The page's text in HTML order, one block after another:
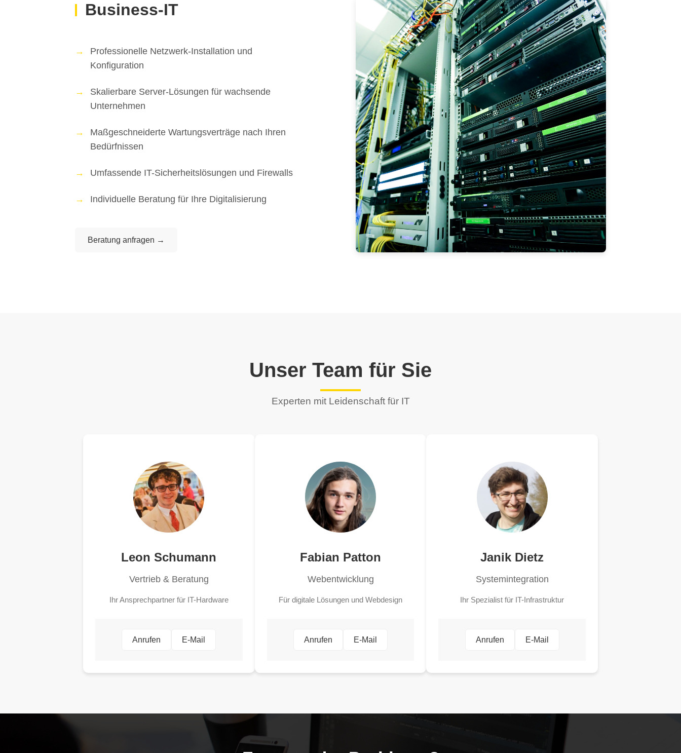
Business-IT
Professionelle Netzwerk-Installation und
Konfiguration
Skalierbare Server-Lösungen für wachsende
Unternehmen
Maßgeschneiderte Wartungsverträge nach Ihren
Bedürfnissen
Umfassende IT-Sicherheitslösungen und Firewalls
Individuelle Beratung für Ihre Digitalisierung
Beratung anfragen →
Unser Team für Sie
Experten mit Leidenschaft für IT
Leon Schumann
Vertrieb & Beratung
Ihr Ansprechpartner für IT-Hardware
Anrufen E-Mail
Fabian Patton
Webentwicklung
Für digitale Lösungen und Webdesign
Anrufen E-Mail
Janik Dietz
Systemintegration
Ihr Spezialist für IT-Infrastruktur
Anrufen E-Mail